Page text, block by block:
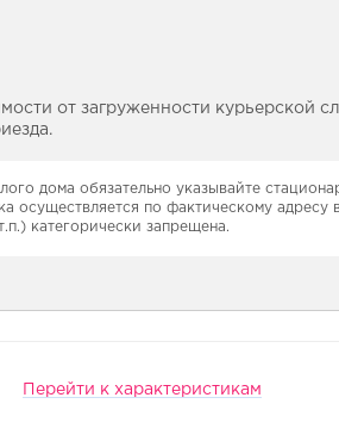
от загруженности курьерской
дома обязательно указывайте
осуществляется по фактическому
категорически запрещена.
Перейти к характеристикам